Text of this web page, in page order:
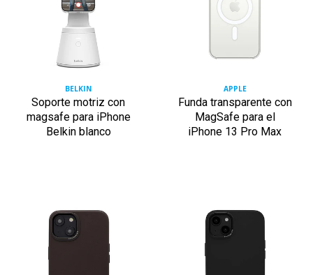
BELKIN
Soporte motriz con
magsafe para iPhone
Belkin blanco
APPLE
Funda transparente con
MagSafe para el
iPhone 13 Pro Max